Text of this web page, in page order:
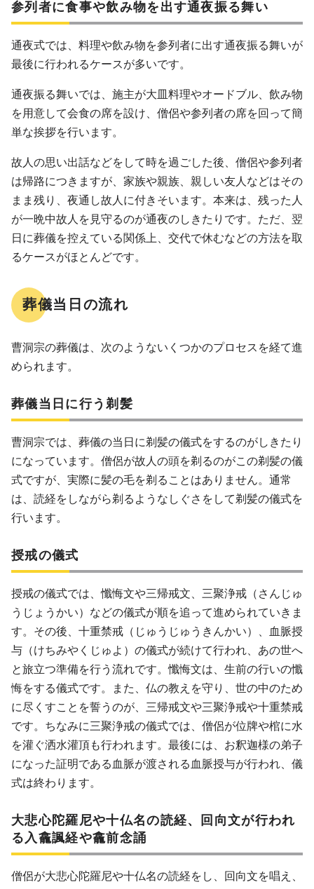
参列者に食事や飲み物を出す通夜振る舞い
通夜式では、料理や飲み物を参列者に出す通夜振る舞いが
最後に行われるケースが多いです。
通夜振る舞いでは、施主が大皿料理やオードブル、飲み物
を用意して会食の席を設け、僧侶や参列者の席を回って簡
単な挨拶を行います。
故人の思い出話などをして時を過ごした後、僧侶や参列者
は帰路につきますが、家族や親族、親しい友人などはその
まま残り、夜通し故人に付きそいます。本来は、残った人
が一晩中故人を見守るのが通夜のしきたりです。ただ、翌
日に葬儀を控えている関係上、交代で休むなどの方法を取
るケースがほとんどです。
葬儀当日の流れ
曹洞宗の葬儀は、次のようないくつかのプロセスを経て進
められます。
葬儀当日に行う剃髪
曹洞宗では、葬儀の当日に剃髪の儀式をするのがしきたり
になっています。僧侶が故人の頭を剃るのがこの剃髪の儀
式ですが、実際に髪の毛を剃ることはありません。通常
は、読経をしながら剃るようなしぐさをして剃髪の儀式を
行います。
授戒の儀式
授戒の儀式では、懺悔文や三帰戒文、三聚浄戒（さんじゅ
うじょうかい）などの儀式が順を追って進められていきま
す。その後、十重禁戒（じゅうじゅうきんかい）、血脈授
与（けちみやくじゅよ）の儀式が続けて行われ、あの世へ
と旅立つ準備を行う流れです。懺悔文は、生前の行いの懺
悔をする儀式です。また、仏の教えを守り、世の中のため
に尽くすことを誓うのが、三帰戒文や三聚浄戒や十重禁戒
です。ちなみに三聚浄戒の儀式では、僧侶が位牌や棺に水
を灌ぐ洒水灌頂も行われます。最後には、お釈迦様の弟子
になった証明である血脈が渡される血脈授与が行われ、儀
式は終わります。
大悲心陀羅尼や十仏名の読経、回向文が行われ
る入龕諷経や龕前念誦
僧侶が大悲心陀羅尼や十仏名の読経をし、回向文を唱え、